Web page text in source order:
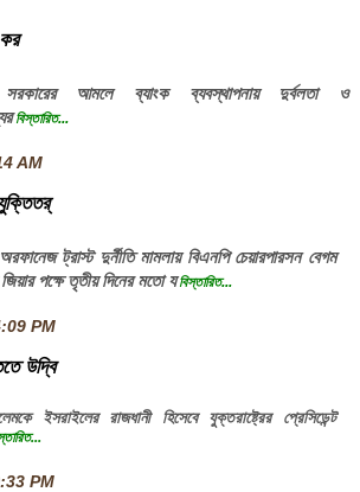
সরকারের আমলে ব্যাংক ব্যবস্থাপনায় দুর্বলতা ও
বিস্তারিত...
AM
ট্রাস্ট দুর্নীতি মামলায় বিএনপি চেয়ারপারসন বেগম
জিয়ার পক্ষে তৃতীয় দিনের মতো যবিস্তারিত...
PM
উদ্বি
ইসরাইলের রাজধানী হিসেবে যুক্তরাষ্ট্রের প্রেসিডেন্ট
PM